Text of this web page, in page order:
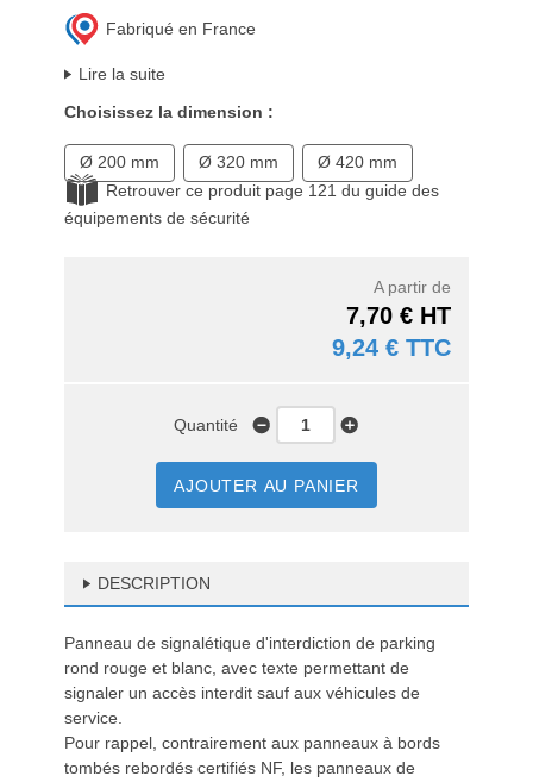
Fabriqué en France
Lire la suite
Choisissez la dimension :
Ø 200 mm Ø 320 mm
Ø 420 mm
Retrouver ce produit page 121 du guide des
équipements de sécurité
A partir de
7,70 € HT
9,24 € TTC
Quantité
AJOUTER AU PANIER
DESCRIPTION
Panneau de signalétique d'interdiction de parking
rond rouge et blanc, avec texte permettant de
signaler un accès interdit sauf aux véhicules de
service.
Pour rappel, contrairement aux panneaux à bords
tombés rebordés certifiés NF, les panneaux de